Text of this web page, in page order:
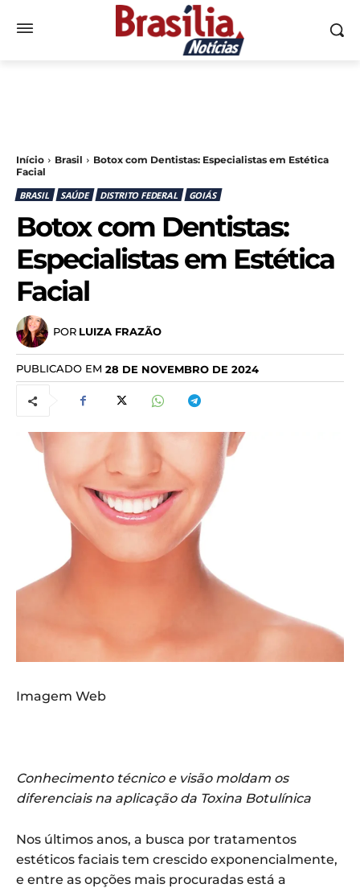
Início Brasil
Botox com Dentistas: Especialistas em Estética
Facial
BRASIL
SAÚDE DISTRITO FEDERAL GOIÁS
Botox com Dentistas:
Especialistas em Estética
Facial
POR LUIZA FRAZÃO
PUBLICADO EM 28 DE NOVEMBRO DE 2024
Imagem Web
Conhecimento técnico e visão moldam os
diferenciais na aplicação da Toxina Botulínica
Nos últimos anos, a busca por tratamentos
estéticos faciais tem crescido exponencialmente,
e entre as opções mais procuradas está a